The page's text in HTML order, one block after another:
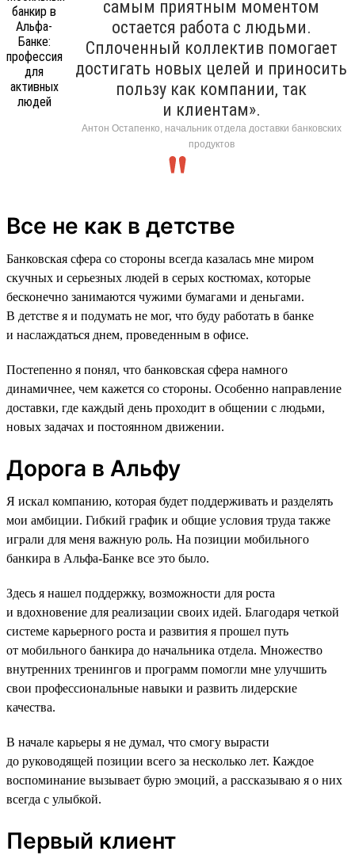
самым приятным моментом
остается работа с людьми.
Сплоченный коллектив помогает
достигать новых целей и приносить
пользу как компании, так
и клиентам».
Антон Остапенко, начальник отдела доставки банковских
продуктов
Все не как в детстве
Банковская сфера со стороны всегда казалась мне миром
скучных и серьезных людей в серых костюмах, которые
бесконечно занимаются чужими бумагами и деньгами.
В детстве я и подумать не мог, что буду работать в банке
и наслаждаться днем, проведенным в офисе.
Постепенно я понял, что банковская сфера намного
динамичнее, чем кажется со стороны. Особенно направление
доставки, где каждый день проходит в общении с людьми,
новых задачах и постоянном движении.
Дорога в Альфу
Я искал компанию, которая будет поддерживать и разделять
мои амбиции. Гибкий график и общие условия труда также
играли для меня важную роль. На позиции мобильного
банкира в Альфа-Банке все это было.
Здесь я нашел поддержку, возможности для роста
и вдохновение для реализации своих идей. Благодаря четкой
системе карьерного роста и развития я прошел путь
от мобильного банкира до начальника отдела. Множество
внутренних тренингов и программ помогли мне улучшить
свои профессиональные навыки и развить лидерские
качества.
В начале карьеры я не думал, что смогу вырасти
до руководящей позиции всего за несколько лет. Каждое
воспоминание вызывает бурю эмоций, а рассказываю я о них
всегда с улыбкой.
Первый клиент